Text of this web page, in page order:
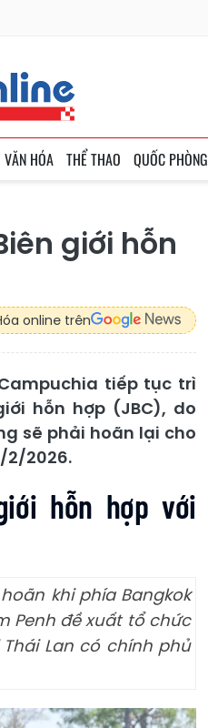
VĂN HÓA THỂ THAO QUỐC PHÒNG
giới hỗn
online trên
tiếp tục trì
hỗn hợp (JBC), do
sẽ phải hoãn lại cho
2/2026.
hỗn hợp với
khi phía Bangkok
Penh đề xuất tổ chức
Lan có chính phủ